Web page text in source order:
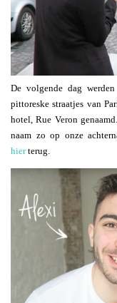
De volgende dag
pittoreske straatjes van
hotel, Rue Veron
naam zo op onze
hierterug.